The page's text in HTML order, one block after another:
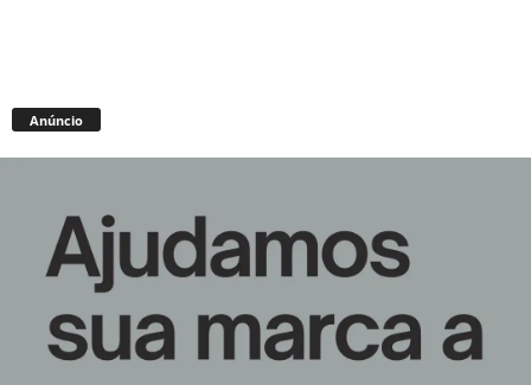
Anúncio